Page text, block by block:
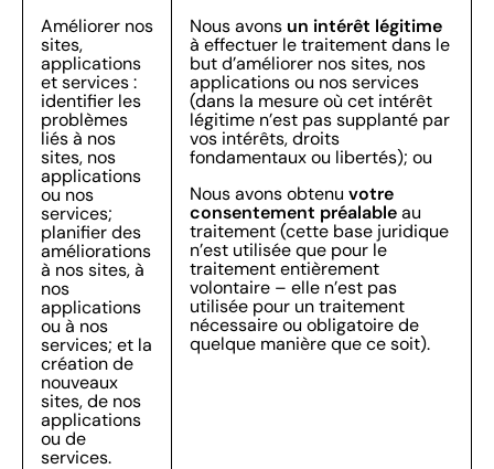
Améliorer nos
sites,
applications
et services :
identifier les
problèmes
liés à nos
sites, nos
applications
ou nos
services;
planifier des
améliorations
à nos sites, à
nos
applications
ou à nos
services; et la
création de
nouveaux
sites, de nos
applications
ou de
services.
Nous avons un intérêt légitime
à effectuer le traitement dans le
but d’améliorer nos sites, nos
applications ou nos services
(dans la mesure où cet intérêt
légitime n’est pas supplanté par
vos intérêts, droits
fondamentaux ou libertés); ou
Nous avons obtenuvotre
consentement préalable au
traitement (cette base juridique
n’est utilisée que pour le
traitement entièrement
volontaire – elle n’est pas
utilisée pour un traitement
nécessaire ou obligatoire de
quelque manière que ce soit).